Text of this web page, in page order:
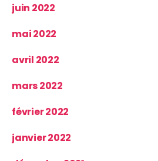
juin 2022
mai 2022
avril 2022
mars 2022
février 2022
janvier 2022